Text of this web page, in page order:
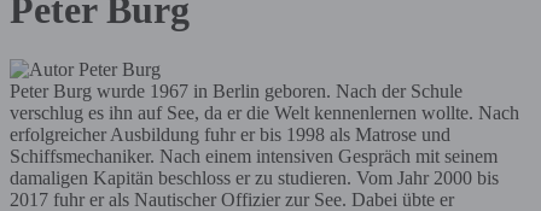
Peter Burg
Peter Burg wurde 1967 in Berlin geboren. Nach der Schule
verschlug es ihn auf See, da er die Welt kennenlernen wollte. Nach
erfolgreicher Ausbildung fuhr er bis 1998 als Matrose und
Schiffsmechaniker. Nach einem intensiven Gespräch mit seinem
damaligen Kapitän beschloss er zu studieren. Vom Jahr 2000 bis
2017 fuhr er als Nautischer Offizier zur See. Dabei übte er